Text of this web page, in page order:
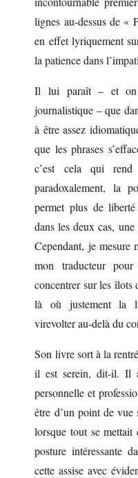
lignes au-dessus de
en effet lyriquement
la patience dans
Il lui paraît – et on
journalistique – que
à être assez
que les phrases
c’est cela qui
paradoxalement, la
permet plus de
dans les deux cas,
Cependant, je mesure
mon traducteur
concentrer sur les îlots
là où justement la
virevolter au-delà du
Son livre sort à la
il est serein, dit-il. Il
personnelle et
être d’un point de
lorsque tout se
posture intéressante
cette assise avec